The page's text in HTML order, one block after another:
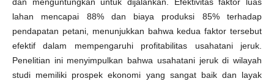
lahan mencapai 88% dan biaya produksi 85% terhadap
pendapatan petani, menunjukkan bahwa kedua faktor tersebut
efektif dalam mempengaruhi profitabilitas usahatani jeruk.
Penelitian ini menyimpulkan bahwa usahatani jeruk di wilayah
studi memiliki prospek ekonomi yang sangat baik dan layak